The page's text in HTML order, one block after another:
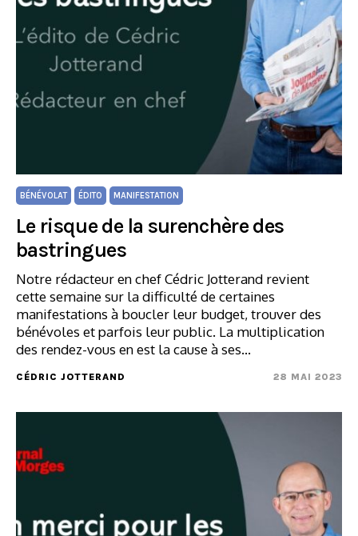
BÉNÉVOLAT ÉDITO MANIFESTATION
Le risque de la surenchère des
bastringues
Notre rédacteur en chef Cédric Jotterand revient
cette semaine sur la difficulté de certaines
manifestations à boucler leur budget, trouver des
bénévoles et parfois leur public. La multiplication
des rendez-vous en est la cause à ses…
CÉDRIC JOTTERAND 28 MAI 2023